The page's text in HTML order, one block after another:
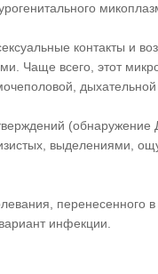
контакты и
Чаще всего, этот
(обнаружение
выделениями,
инфекции.